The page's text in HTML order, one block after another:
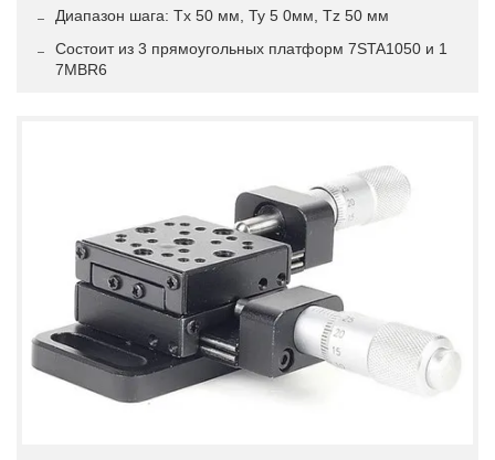
Диапазон шага: Tx 50 мм, Ty 5 0мм, Tz 50 мм
Состоит из 3 прямоугольных платформ 7STA1050 и 1
7MBR6